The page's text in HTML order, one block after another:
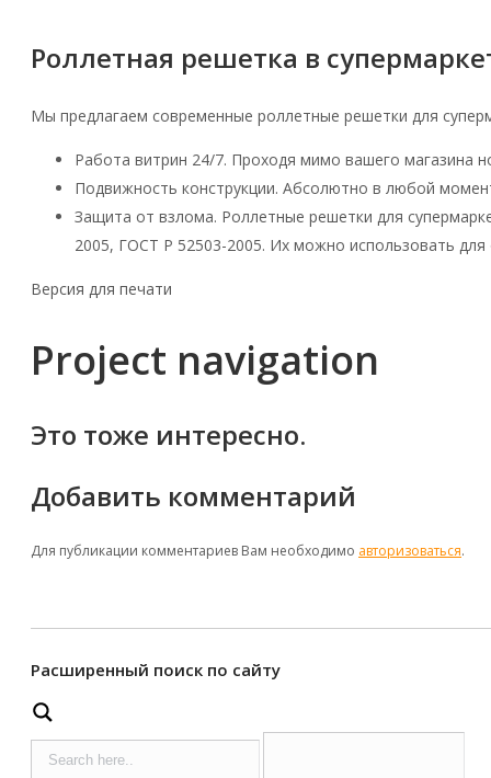
Роллетная решетка в
Мы предлагаем современные роллетные решетки для
Работа витрин 24/7. Проходя мимо вашего магазина
Подвижность конструкции. Абсолютно в любой
Защита от взлома. Роллетные решетки для
2005, ГОСТ Р 52503-2005. Их можно использовать
Версия для печати
Project navigation
Это тоже интересно.
Добавить комментарий
Для публикации комментариев Вам необходимо авторизоваться.
Расширенный поиск по сайту